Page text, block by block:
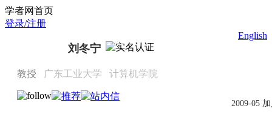
学者网首页
登录/注册
English
刘冬宁
教授 广东工业大学 计算机学院
2009-05